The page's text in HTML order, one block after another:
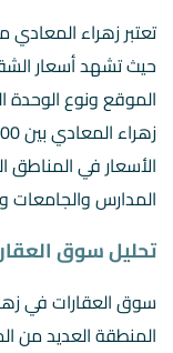
تعتبر زهراء المعادي
حيث تشهد أسعار
الموقع ونوع الوحدة
الأسعار في المناطق
المدارس والجامعات
تحليل سوق
سوق العقارات في
المنطقة العديد من